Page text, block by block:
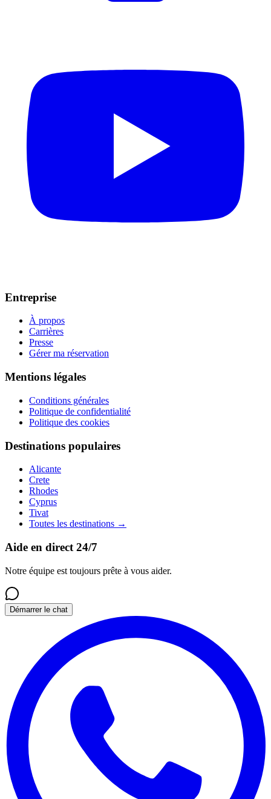
Entreprise
À propos
Carrières
Presse
Gérer ma réservation
Mentions légales
Conditions générales
Politique de confidentialité
Politique des cookies
Destinations populaires
Alicante
Crete
Rhodes
Cyprus
Tivat
Toutes les destinations →
Aide en direct 24/7
Notre équipe est toujours prête à vous aider.
Démarrer le chat